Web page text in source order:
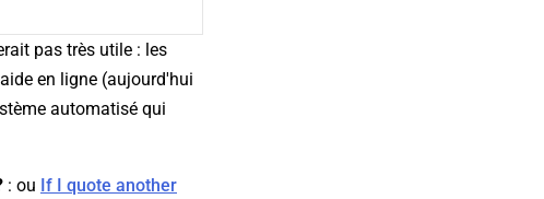
pas très utile : les
en ligne (aujourd'hui
automatisé qui
: ou If I quote another